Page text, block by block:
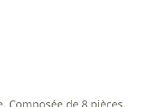
Composée de 8 pièces.